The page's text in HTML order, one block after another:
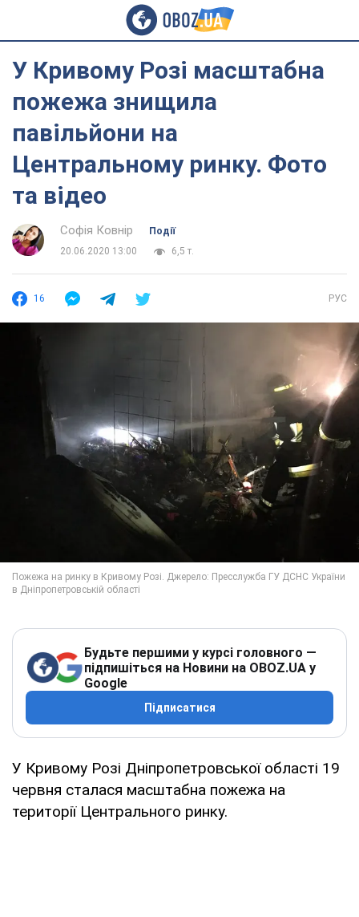
У Кривому Розі масштабна
пожежа знищила
павільйони на
Центральному ринку. Фото
та відео
Софія Ковнір
Події
20.06.2020 13:00
6,5 т.
16 РУС
Будьте першими у курсі головного —
підпишіться на Новини на OBOZ.UA у
Google
Підписатися
У Кривому Розі Дніпропетровської області 19
червня сталася масштабна пожежа на
території Центрального ринку.